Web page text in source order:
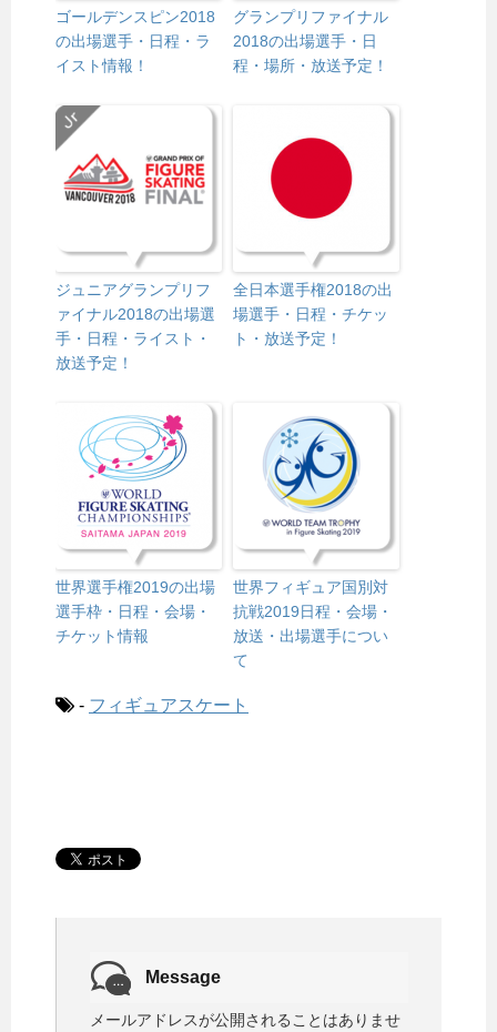
ゴールデンスピン2018
の出場選手・日程・ラ
イスト情報！
グランプリファイナル
2018の出場選手・日
程・場所・放送予定！
ジュニアグランプリフ
ァイナル2018の出場選
手・日程・ライスト・
放送予定！
全日本選手権2018の出
場選手・日程・チケッ
ト・放送予定！
世界選手権2019の出場
選手枠・日程・会場・
チケット情報
世界フィギュア国別対
抗戦2019日程・会場・
放送・出場選手につい
て
- フィギュアスケート
Message
メールアドレスが公開されることはありませ